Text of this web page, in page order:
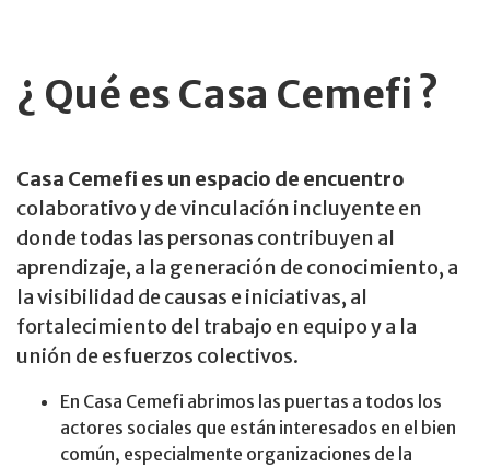
¿ Qué es Casa Cemefi ?
Casa Cemefi es un espacio de encuentro
colaborativo y de vinculación incluyente en
donde todas las personas contribuyen al
aprendizaje, a la generación de conocimiento, a
la visibilidad de causas e iniciativas, al
fortalecimiento del trabajo en equipo y a la
unión de esfuerzos colectivos.
En Casa Cemefi abrimos las puertas a todos los
actores sociales que están interesados en el bien
común, especialmente organizaciones de la